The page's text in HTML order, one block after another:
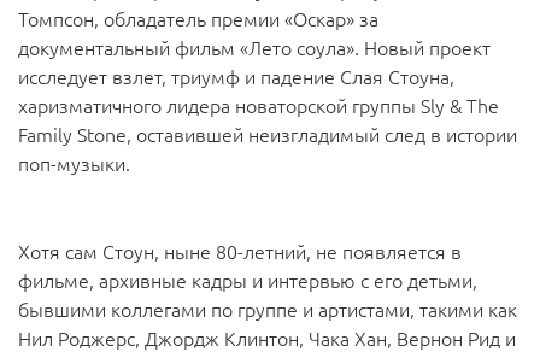
Томпсон, обладатель премии «Оскар» за
документальный фильм «Лето соула». Новый проект
исследует взлет, триумф и падение Слая Стоуна,
харизматичного лидера новаторской группы Sly & The
Family Stone, оставившей неизгладимый след в истории
поп-музыки.
Хотя сам Стоун, ныне 80-летний, не появляется в
фильме, архивные кадры и интервью с его детьми,
бывшими коллегами по группе и артистами, такими как
Нил Роджерс, Джордж Клинтон, Чака Хан, Вернон Рид и